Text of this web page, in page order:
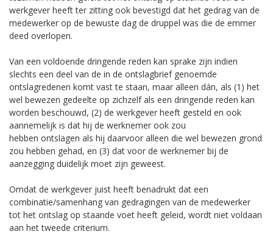
werkgever heeft ter zitting ook bevestigd dat het gedrag van de
medewerker op de bewuste dag de druppel was die de emmer
deed overlopen.
Van een voldoende dringende reden kan sprake zijn indien
slechts een deel van de in de ontslagbrief genoemde
ontslagredenen komt vast te staan, maar alleen dán, als (1) het
wel bewezen gedeelte op zichzelf als een dringende reden kan
worden beschouwd, (2) de werkgever heeft gesteld en ook
aannemelijk is dat hij de werknemer ook zou
hebben ontslagen als hij daarvoor alleen die wel bewezen grond
zou hebben gehad, en (3) dat voor de werknemer bij de
aanzegging duidelijk moet zijn geweest.
Omdat de werkgever juist heeft benadrukt dat een
combinatie/samenhang van gedragingen van de medewerker
tot het ontslag op staande voet heeft geleid, wordt niet voldaan
aan het tweede criterium.